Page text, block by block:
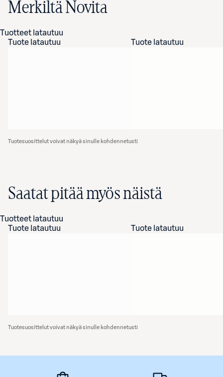
Merkiltä Novita
Tuotteet latautuu
Tuote latautuu
Tuote latautuu
Tuotesuosittelut voivat näkyä sinulle kohdennetusti
Saatat pitää myös näistä
Tuotteet latautuu
Tuote latautuu
Tuote latautuu
Tuotesuosittelut voivat näkyä sinulle kohdennetusti